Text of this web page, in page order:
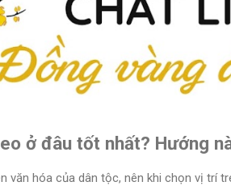
ở đâu tốt nhất? Hướng
văn hóa của dân tộc, nên khi chọn vị trí